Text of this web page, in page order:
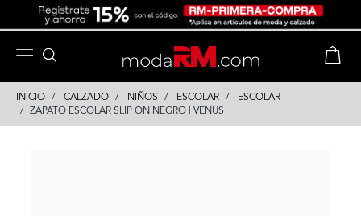
INICIO CALZADO NIÑOS ESCOLAR
ESCOLAR
ZAPATO ESCOLAR SLIP ON NEGRO | VENUS